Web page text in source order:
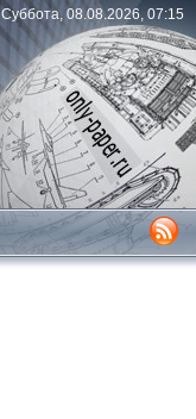
Суббота, 08.08.2026, 07:15